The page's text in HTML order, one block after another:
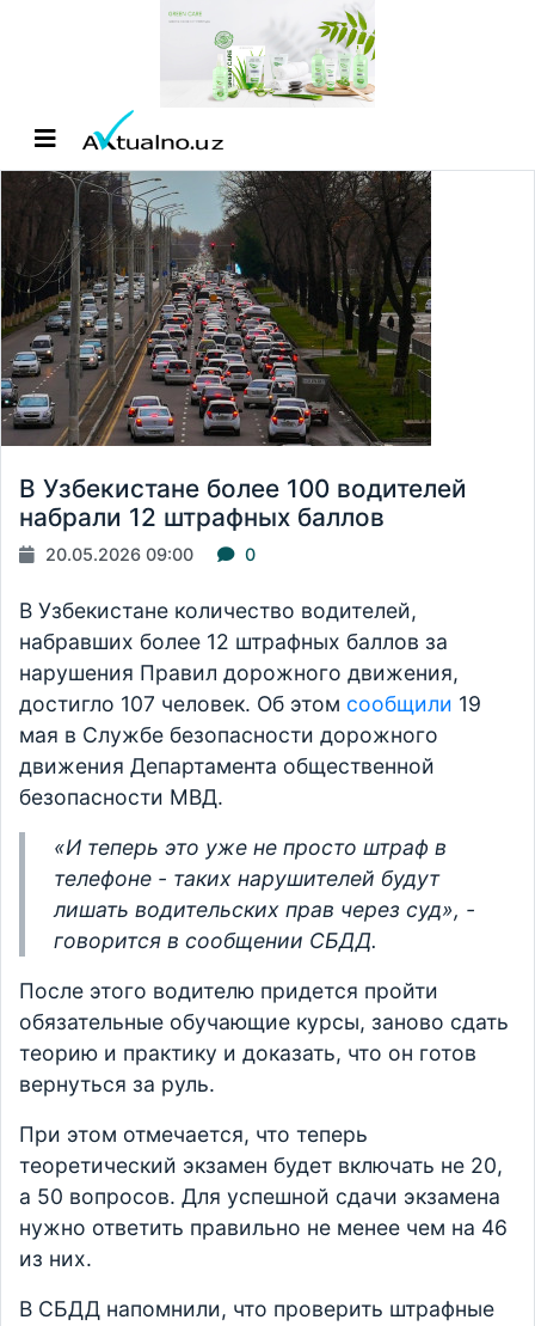
В Узбекистане более 100 водителей
набрали 12 штрафных баллов
20.05.2026 09:00 0
В Узбекистане количество водителей,
набравших более 12 штрафных баллов за
нарушения Правил дорожного движения,
достигло 107 человек. Об этом сообщили 19
мая в Службе безопасности дорожного
движения Департамента общественной
безопасности МВД.
«И теперь это уже не просто штраф в
телефоне - таких нарушителей будут
лишать водительских прав через суд», -
говорится в сообщении СБДД.
После этого водителю придется пройти
обязательные обучающие курсы, заново сдать
теорию и практику и доказать, что он готов
вернуться за руль.
При этом отмечается, что теперь
теоретический экзамен будет включать не 20,
а 50 вопросов. Для успешной сдачи экзамена
нужно ответить правильно не менее чем на 46
из них.
В СБДД напомнили, что проверить штрафные